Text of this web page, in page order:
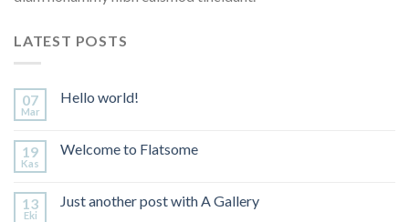
LATEST POSTS
07
Mar
Hello world!
19
Kas
Welcome to Flatsome
13
Eki
Just another post with A Gallery